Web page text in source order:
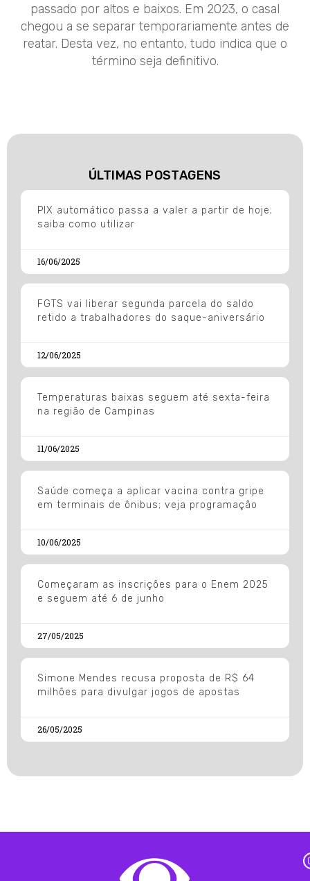
passado por altos e baixos. Em 2023, o casal
chegou a se separar temporariamente antes de
reatar. Desta vez, no entanto, tudo indica que o
término seja definitivo.
ÚLTIMAS POSTAGENS
PIX automático passa a valer a partir de hoje;
saiba como utilizar
16/06/2025
FGTS vai liberar segunda parcela do saldo
retido a trabalhadores do saque-aniversário
12/06/2025
Temperaturas baixas seguem até sexta-feira
na região de Campinas
11/06/2025
Saúde começa a aplicar vacina contra gripe
em terminais de ônibus; veja programação
10/06/2025
Começaram as inscrições para o Enem 2025
e seguem até 6 de junho
27/05/2025
Simone Mendes recusa proposta de R$ 64
milhões para divulgar jogos de apostas
26/05/2025